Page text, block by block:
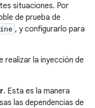
situaciones. Por
de prueba de
, y configurarlo para
realizar la inyección de
. Esta es la manera
las dependencias de